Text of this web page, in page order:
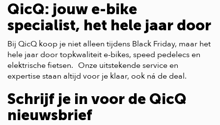
QicQ: jouw e-bike
specialist, het hele jaar door
Bij QicQ koop je niet alleen tijdens Black Friday, maar het
hele jaar door topkwaliteit e-bikes, speed pedelecs en
elektrische fietsen. Onze uitstekende service en
expertise staan altijd voor je klaar, ook ná de deal.
Schrijf je in voor de QicQ
nieuwsbrief